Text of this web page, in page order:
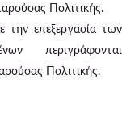
Πολιτικής.
την επεξεργασία των
περιγράφονται
Πολιτικής.